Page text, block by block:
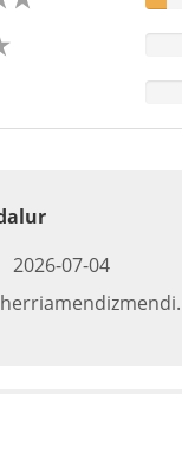
2026-07-04